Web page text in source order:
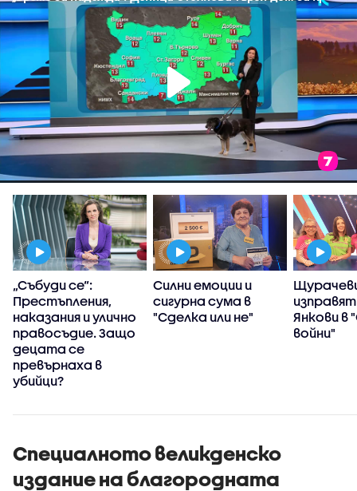
„Събуди се“:
Престъпления,
наказания и улично
правосъдие. Защо
децата се
превърнаха в
убийци?
Силни емоции и
сигурна сума в
"Сделка или не"
Янкови в
войни"
Специалното великденско
издание на благородната